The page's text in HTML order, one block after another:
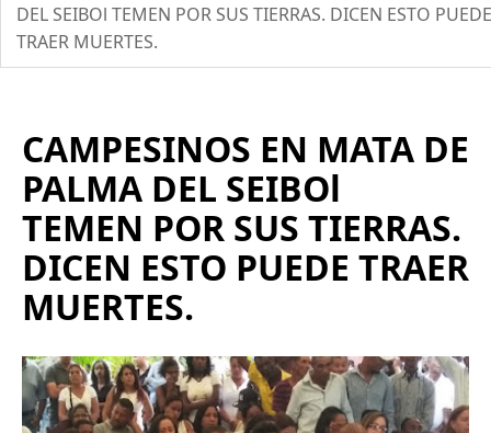
DEL SEIBOl TEMEN POR SUS TIERRAS. DICEN ESTO PUEDE
TRAER MUERTES.
CAMPESINOS EN MATA DE
PALMA DEL SEIBOl
TEMEN POR SUS TIERRAS.
DICEN ESTO PUEDE TRAER
MUERTES.